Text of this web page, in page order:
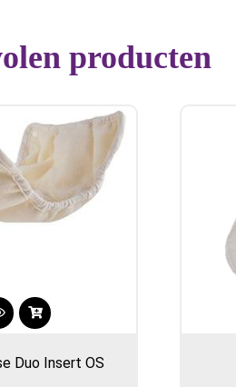
producten
Dit
heeft
Duo Insert OS